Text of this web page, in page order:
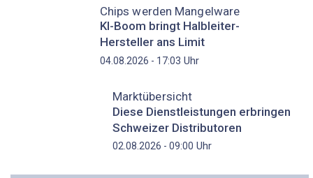
Chips werden Mangelware
KI-Boom bringt Halbleiter-
Hersteller ans Limit
04.08.2026 - 17:03 Uhr
Marktübersicht
Diese Dienstleistungen erbringen
Schweizer Distributoren
02.08.2026 - 09:00 Uhr